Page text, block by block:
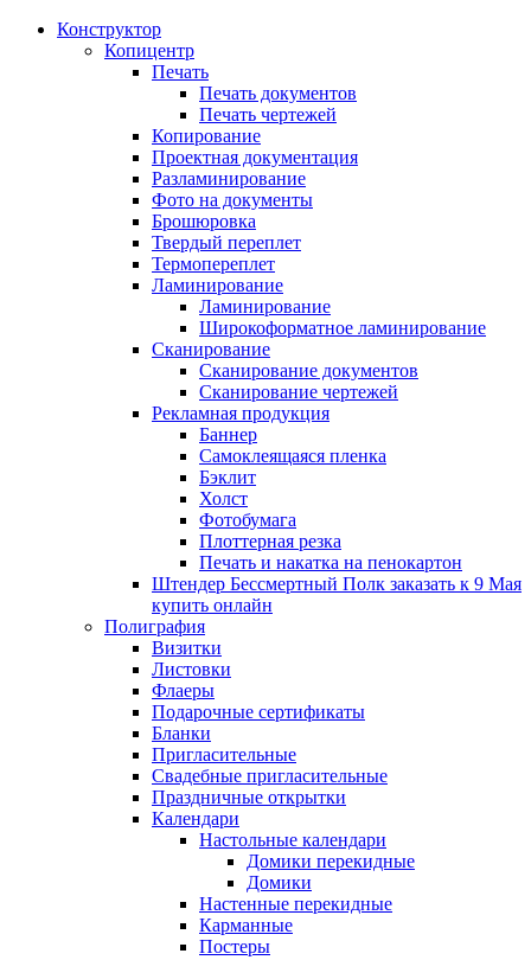
Конструктор
Копицентр
Печать
Печать документов
Печать чертежей
Копирование
Проектная документация
Разламинирование
Фото на документы
Брошюровка
Твердый переплет
Термопереплет
Ламинирование
Ламинирование
Широкоформатное ламинирование
Сканирование
Сканирование документов
Сканирование чертежей
Рекламная продукция
Баннер
Самоклеящаяся пленка
Бэклит
Холст
Фотобумага
Плоттерная резка
Печать и накатка на пенокартон
Штендер Бессмертный Полк заказать к 9 Мая
купить онлайн
Полиграфия
Визитки
Листовки
Флаеры
Подарочные сертификаты
Бланки
Пригласительные
Свадебные пригласительные
Праздничные открытки
Календари
Настольные календари
Домики перекидные
Домики
Настенные перекидные
Карманные
Постеры